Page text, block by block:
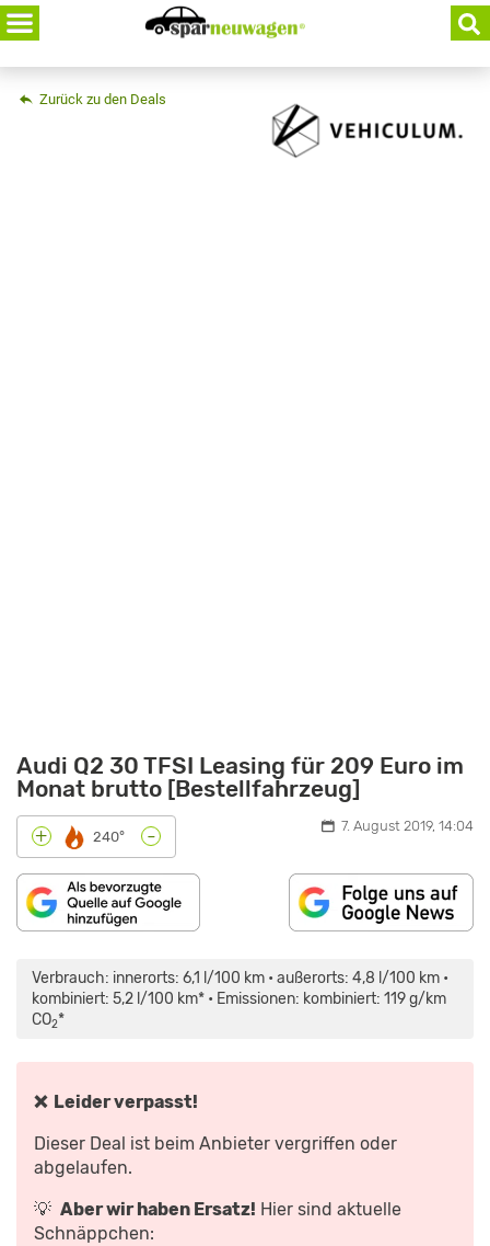
Skip
to
content
Zurück zu den Deals
Audi Q2 30 TFSI Leasing für 209 Euro im
Monat brutto [Bestellfahrzeug]
+ 240° - 7. August 2019, 14:04
Verbrauch: innerorts: 6,1 l/100 km • außerorts: 4,8 l/100 km •
kombiniert: 5,2 l/100 km* • Emissionen: kombiniert: 119 g/km
CO2*
❌ Leider verpasst!
Dieser Deal ist beim Anbieter vergriffen oder
abgelaufen.
💡 Aber wir haben Ersatz! Hier sind aktuelle
Schnäppchen:
2.0
TDI:
PREMIUM
KLEIN?
TESTER
MOTOR
VON
YOUTUBE
ANZEIGEN